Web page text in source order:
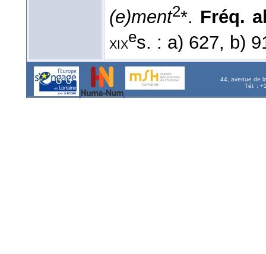
(e)ment2*. Fréq.
xixes. : a) 627, b)
44, avenue de
Tél. :